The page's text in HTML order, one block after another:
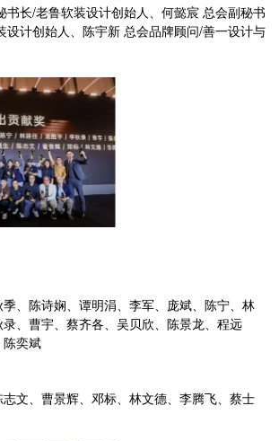
书长/老鲁软装设计创始人、何懿宸 总会副秘书
设计创始人、陈宇新 总会品牌顾问/善一设计与
、陈诗娴、谭明涓、李军、庞斌、陈宁、林
、曹宇、蔡齐各、吴贝欣、陈景龙、程远
奕斌
文、曹景辉、邓标、林文德、李腾飞、蔡士